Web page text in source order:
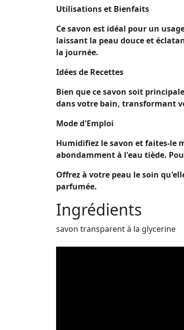
Utilisations et Bienfaits
Ce savon est idéal pour un
laissant la peau douce et
la journée.
Idées de Recettes
Bien que ce savon soit
dans votre bain, transformant
Mode d'Emploi
Humidifiez le savon et faites-le
abondamment à l'eau tiède.
Offrez à votre peau le soin
parfumée.
Ingrédients
savon transparent à la glycerine